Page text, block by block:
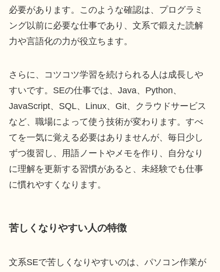
必要があります。このような確認は、プログラミ
ング以前に必要な仕事であり、文系で鍛えた読解
力や言語化の力が役立ちます。
さらに、コツコツ学習を続けられる人は成長しや
すいです。SEの仕事では、Java、Python、
JavaScript、SQL、Linux、Git、クラウドサービス
など、職場によって使う技術が変わります。すべ
てを一気に覚える必要はありませんが、毎日少し
ずつ復習し、用語ノートやメモを作り、自分なり
に理解を更新する習慣があると、未経験でも仕事
に慣れやすくなります。
苦しくなりやすい人の特徴
文系SEで苦しくなりやすいのは、パソコン作業が